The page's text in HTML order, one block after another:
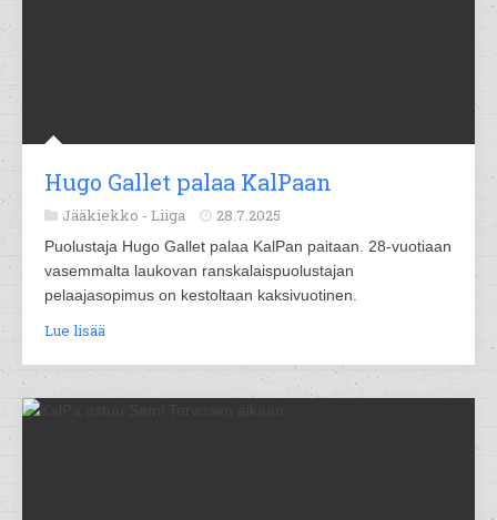
Hugo Gallet palaa KalPaan
Jääkiekko - Liiga 28.7.2025
Puolustaja Hugo Gallet palaa KalPan paitaan. 28-vuotiaan
vasemmalta laukovan ranskalaispuolustajan
pelaajasopimus on kestoltaan kaksivuotinen.
Lue lisää